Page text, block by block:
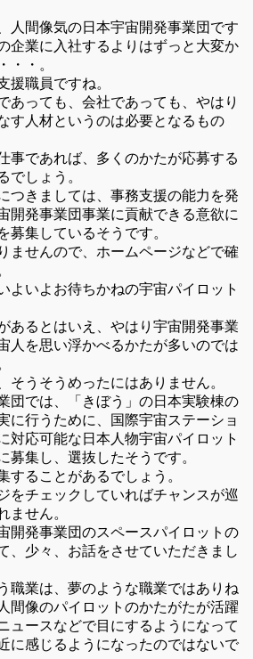
人間像気の日本宇宙開発事業団です
企業に入社するよりはずっと大変か
・・。
援職員ですね。
あっても、会社であっても、やはり
す人材というのは必要となるもの
事であれば、多くのかたが応募する
でしょう。
つきましては、事務支援の能力を発
開発事業団事業に貢献できる意欲に
募集しているそうです。
ませんので、ホームページなどで確
よいよお待ちかねの宇宙パイロット
あるとはいえ、やはり宇宙開発事業
人を思い浮かべるかたが多いのでは
そうそうめったにはありません。
団では、「きぼう」の日本実験棟の
に行うために、国際宇宙ステーショ
対応可能な日本人物宇宙パイロット
募集し、選抜したそうです。
することがあるでしょう。
をチェックしていればチャンスが巡
ません。
開発事業団のスペースパイロットの
、少々、お話をさせていただきまし
職業は、夢のような職業ではありね
間像のパイロットのかたがたが活躍
ュースなどで目にするようになって
に感じるようになったのではないで